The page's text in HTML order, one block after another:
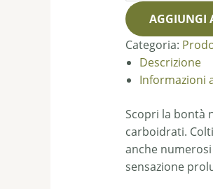
AGGIUNGI
Categoria:
Descrizione
Informazioni
Scopri la bontà
carboidrati.
anche
sensazione